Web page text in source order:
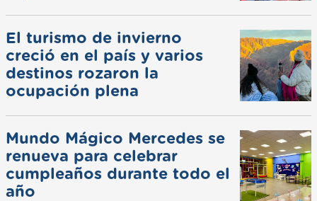
El turismo de invierno
creció en el país y varios
destinos rozaron la
ocupación plena
Mundo Mágico Mercedes se
renueva para celebrar
cumpleaños durante todo el
año